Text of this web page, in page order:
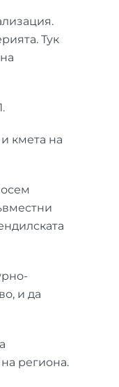
Тук
кмета на
и да
региона.